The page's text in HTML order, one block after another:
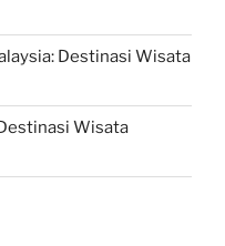
Destinasi Wisata
Wisata